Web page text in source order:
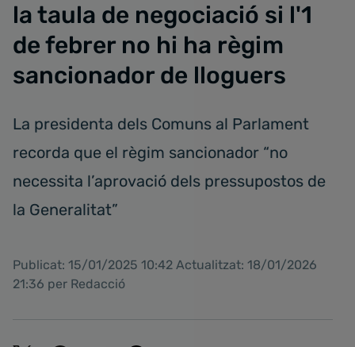
la taula de negociació si l'1
de febrer no hi ha règim
sancionador de lloguers
La presidenta dels Comuns al Parlament
recorda que el règim sancionador “no
necessita l’aprovació dels pressupostos de
la Generalitat”
Publicat: 15/01/2025 10:42 Actualitzat: 18/01/2026
21:36 per Redacció